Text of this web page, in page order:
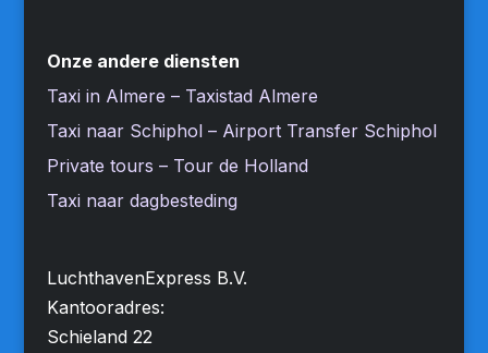
Onze andere diensten
Taxi in Almere – Taxistad Almere
Taxi naar Schiphol – Airport Transfer Schiphol
Private tours – Tour de Holland
Taxi naar dagbesteding
LuchthavenExpress B.V.
Kantooradres:
Schieland 22